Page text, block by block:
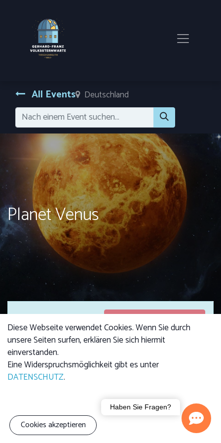
All Events Deutschland
Planet Venus
Anmeldungen sind
geschlossen
Anmeldungen
geschlossen
Kursgebühr
Familie (3 Personen):
7,00 €
Diese Webseite verwendet Cookies. Wenn Sie durch
unsere Seiten surfen, erklären Sie sich hiermit
einverstanden.
Eine Widerspruchsmöglichkeit gibt es unter
DATENSCHUTZ.
Cookies akzeptieren
Haben Sie Fragen?